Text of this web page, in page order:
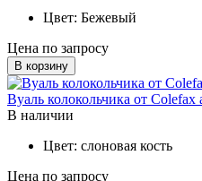
Цвет: Бежевый
Цена по запросу
В корзину
Вуаль колокольчика от Colefax
В наличии
Цвет: слоновая кость
Цена по запросу